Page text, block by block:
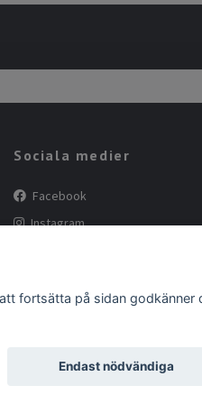
Sociala medier
Facebook
Instagram
fortsätta på sidan godkänner
Endast nödvändiga